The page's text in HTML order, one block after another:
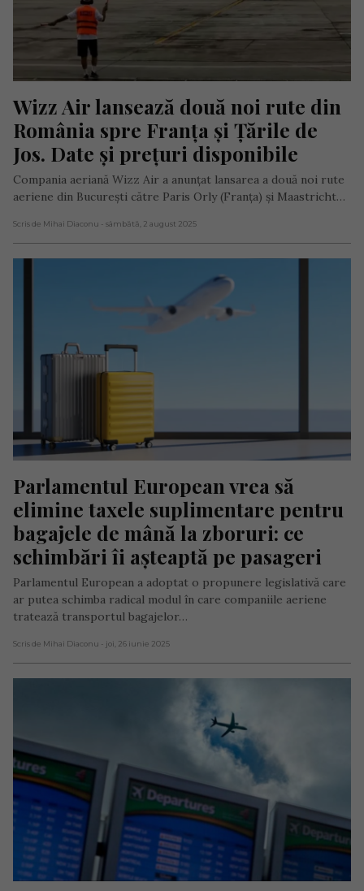
Wizz Air lansează două noi rute din
România spre Franța și Țările de
Jos. Date și prețuri disponibile
Compania aeriană Wizz Air a anunțat lansarea a două noi rute
aeriene din București către Paris Orly (Franța) și Maastricht…
Scris de Mihai Diaconu - sâmbătă, 2 august 2025
Parlamentul European vrea să
elimine taxele suplimentare pentru
bagajele de mână la zboruri: ce
schimbări îi așteaptă pe pasageri
Parlamentul European a adoptat o propunere legislativă care
ar putea schimba radical modul în care companiile aeriene
tratează transportul bagajelor…
Scris de Mihai Diaconu - joi, 26 iunie 2025